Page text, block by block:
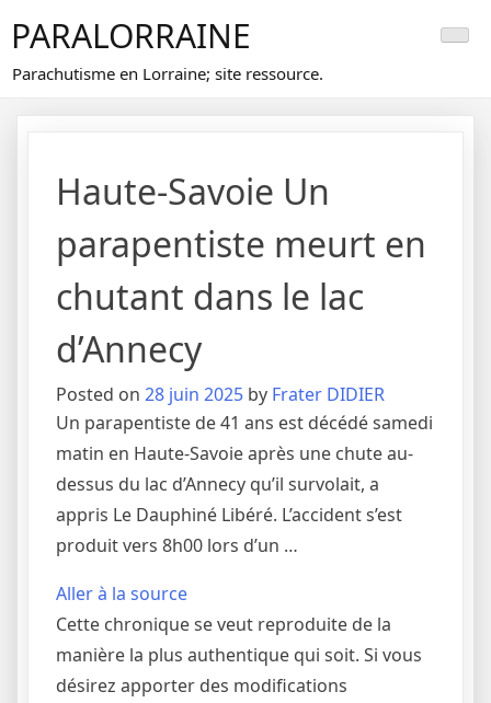
content
PARALORRAINE
Parachutisme en Lorraine; site ressource.
Haute-Savoie Un
parapentiste meurt en
chutant dans le lac
d’Annecy
Posted on 28 juin 2025 by Frater DIDIER
Un parapentiste de 41 ans est décédé samedi
matin en Haute-Savoie après une chute au-
dessus du lac d’Annecy qu’il survolait, a
appris Le Dauphiné Libéré. L’accident s’est
produit vers 8h00 lors d’un …
Aller à la source
Cette chronique se veut reproduite de la
manière la plus authentique qui soit. Si vous
désirez apporter des modifications